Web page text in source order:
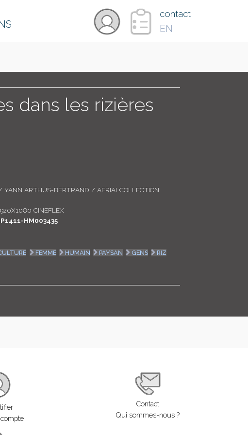
contact
EN
dans les rizières
YANN ARTHUS-BERTRAND / AERIALCOLLECTION
CINEFLEX
HM003435
FEMME HUMAIN PAYSAN GENS
RIZ
Contact
Qui sommes-nous ?